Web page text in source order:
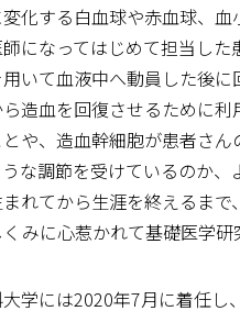
化する白血球や赤血球、
になってはじめて担当し
いて血液中へ動員した後
造血を回復させるために
や、造血幹細胞が患者さ
な調節を受けているのか
れてから生涯を終えるま
みに心惹かれて基礎医学研
学には2020年7月に着任し